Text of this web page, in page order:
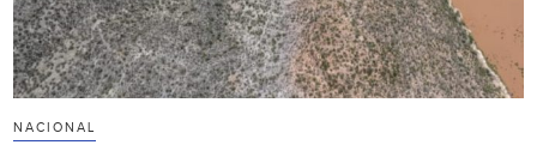
NACIONAL